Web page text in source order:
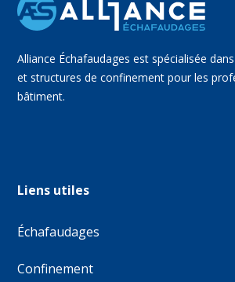
Alliance Échafaudages est spécialisée
et structures de confinement pour les
bâtiment.
Liens utiles
Échafaudages
Confinement